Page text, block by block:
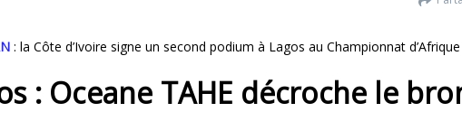
: la Côte d’Ivoire signe un second podium à Lagos au Championnat d’Afrique
: Oceane TAHE décroche le